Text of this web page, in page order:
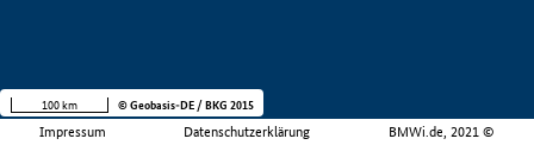
Impressum Datenschutzerklärung BMWi.de, 2021 ©
100 km © Geobasis-DE / BKG 2015